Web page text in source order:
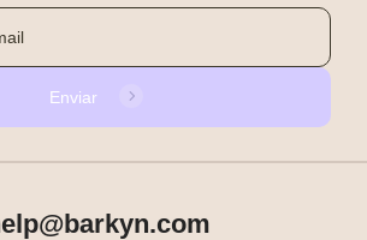
Enviar